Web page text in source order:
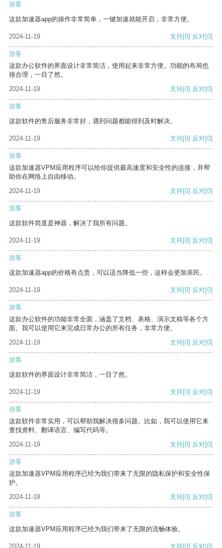
游客
这款加速器app的操作非常简单，一键加速就能开启，非常方便。
2024-11-19 支持[0] 反对[0]
游客
这款办公软件的界面设计非常简洁，使用起来非常方便。功能的布局也
很合理，一目了然。
2024-11-19
支持[0] 反对[0]
游客
这款软件的售后服务非常好，遇到问题都能得到及时解决。
2024-11-19 支持[0] 反对[0]
游客
这款加速器VPM应用程序可以给你提供最高速度和安全性的连接，并帮
助你在网络上自由移动。
2024-11-19
支持[0] 反对[0]
游客
这款软件简直是神器，解决了我所有问题。
2024-11-19 支持[0] 反对[0]
游客
这款加速器app的价格有点贵，可以适当降低一些，这样会更加亲民。
2024-11-19 支持[0] 反对[0]
游客
这款办公软件的功能非常全面，涵盖了文档、表格、演示文稿等各个方
面。我可以使用它来完成日常办公的所有任务，非常方便。
2024-11-19
支持[0] 反对[0]
游客
这款软件的界面设计非常简洁，一目了然。
2024-11-19 支持[0] 反对[0]
游客
这款软件非常实用，可以帮助我解决很多问题。比如，我可以使用它来
查找资料、翻译语言、编写代码等。
2024-11-19
支持[0] 反对[0]
游客
这款加速器VPM应用程序已经为我们带来了无限的隐私保护和安全性保
护。
2024-11-19
支持[0] 反对[0]
游客
这款加速器VPM应用程序已经为我们带来了无限的流畅体验。
2024-11-19 支持[0] 反对[0]